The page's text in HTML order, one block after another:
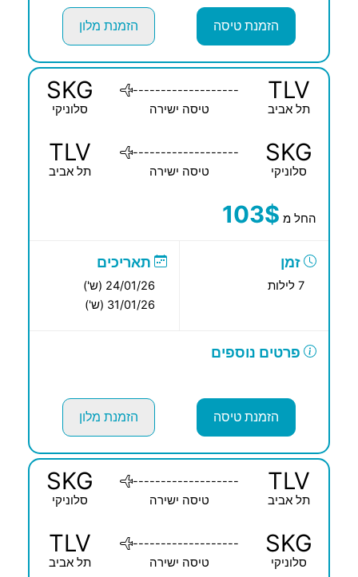
הזמנת טיסה הזמנת מלון
TLV
תל אביב
-------------------
טיסה ישירה
SKG
סלוניקי
SKG
סלוניקי
-------------------
טיסה ישירה
TLV
תל אביב
החל מ 103$
זמן תאריכים
24/01/26 (ש')
31/01/26 (ש')
פרטים נוספים
הזמנת טיסה הזמנת מלון
TLV
תל אביב
-------------------
טיסה ישירה
SKG
סלוניקי
SKG
סלוניקי
-------------------
טיסה ישירה
TLV
תל אביב